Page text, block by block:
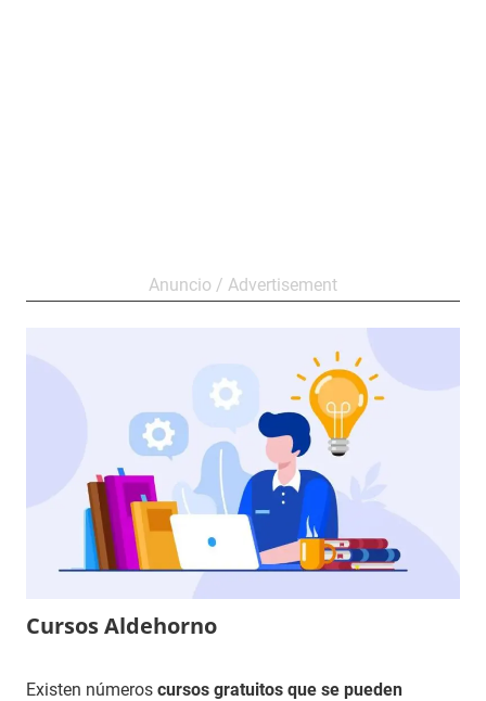
Cursos Aldehorno
20
Maria
Cursos
Existen números cursos gratuitos que se pueden